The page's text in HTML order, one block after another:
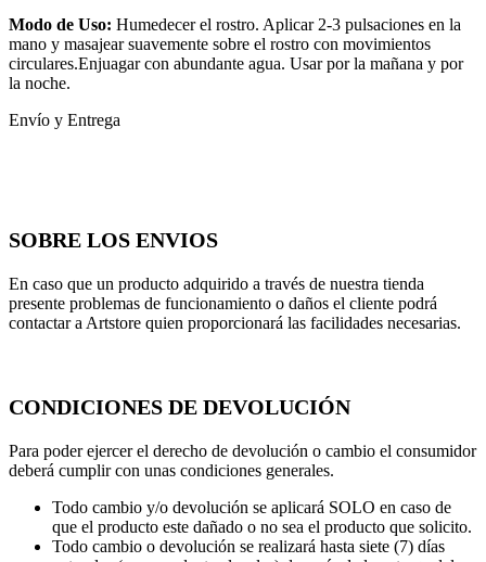
Modo de Uso: Humedecer el rostro. Aplicar 2-3 pulsaciones en la
mano y masajear suavemente sobre el rostro con movimientos
circulares.Enjuagar con abundante agua. Usar por la mañana y por
la noche.
Envío y Entrega
SOBRE LOS ENVIOS
En caso que un producto adquirido a través de nuestra tienda
presente problemas de funcionamiento o daños el cliente podrá
contactar a Artstore quien proporcionará las facilidades necesarias.
CONDICIONES DE DEVOLUCIÓN
Para poder ejercer el derecho de devolución o cambio el consumidor
deberá cumplir con unas condiciones generales.
Todo cambio y/o devolución se aplicará SOLO en caso de
que el producto este dañado o no sea el producto que solicito.
Todo cambio o devolución se realizará hasta siete (7) días